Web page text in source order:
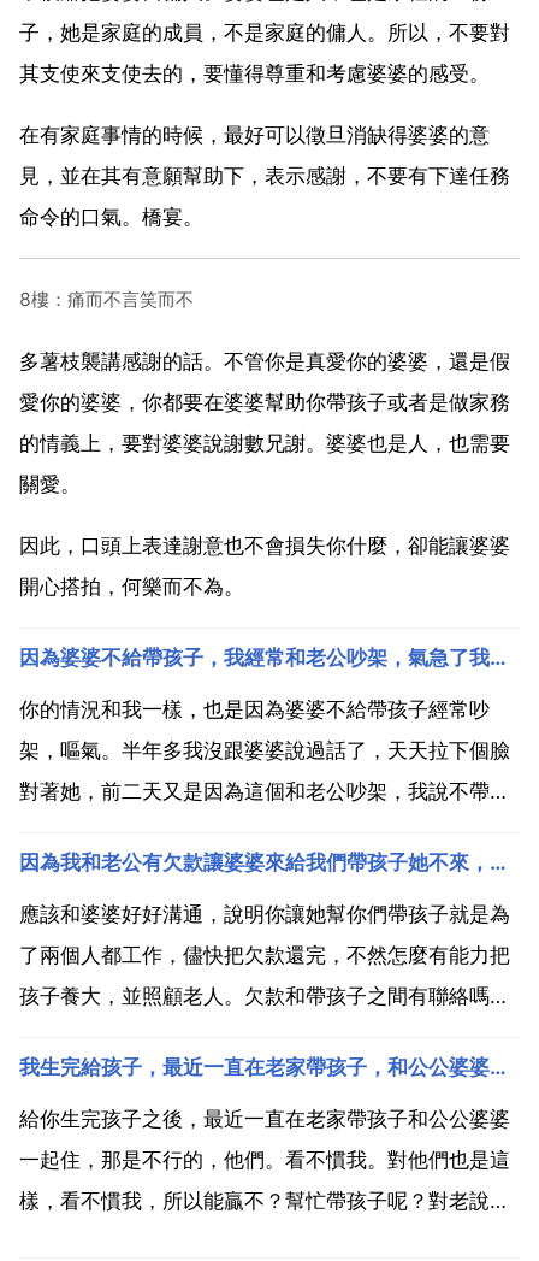
子，她是家庭的成員，不是家庭的傭人。所以，不要對
其支使來支使去的，要懂得尊重和考慮婆婆的感受。
在有家庭事情的時候，最好可以徵旦消缺得婆婆的意
見，並在其有意願幫助下，表示感謝，不要有下達任務
命令的口氣。橋宴。
8樓：痛而不言笑而不
多薯枝襲講感謝的話。不管你是真愛你的婆婆，還是假
愛你的婆婆，你都要在婆婆幫助你帶孩子或者是做家務
的情義上，要對婆婆說謝數兄謝。婆婆也是人，也需要
關愛。
因此，口頭上表達謝意也不會損失你什麼，卻能讓婆婆
開心搭拍，何樂而不為。
因為婆婆不給帶孩子，我經常和老公吵架，氣急了我還和老公罵婆婆
你的情況和我一樣，也是因為婆婆不給帶孩子經常吵
架，嘔氣。半年多我沒跟婆婆說過話了，天天拉下個臉
對著她，前二天又是因為這個和老公吵架，我說不帶就
我婆婆哭起來了。但我這倔脾氣什麼話都沒說，第二天
走了。我跑到他們房間一看櫥櫃全空了，頓時心絞痛。
哭了一下午。...
因為我和老公有欠款讓婆婆來給我們帶孩子她不來，我回家和她溝通
應該和婆婆好好溝通，說明你讓她幫你們帶孩子就是為
了兩個人都工作，儘快把欠款還完，不然怎麼有能力把
孩子養大，並照顧老人。欠款和帶孩子之間有聯絡嗎？
理解你現在的心情。因為自己也曾身陷其中。每個人都
是希望付出了就要有回報。老是付出沒有回報誰還願意
繼續付出呢。...
我生完給孩子，最近一直在老家帶孩子，和公公婆婆在一起住。感覺婆婆總是看不慣我，也不喜歡幫忙帶孩子
給你生完孩子之後，最近一直在老家帶孩子和公公婆婆
一起住，那是不行的，他們。看不慣我。對他們也是這
樣，看不慣我，所以能贏不？幫忙帶孩子呢？對老說把